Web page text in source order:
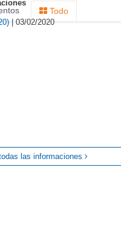
Todo
| 03/02/2020
las informaciones